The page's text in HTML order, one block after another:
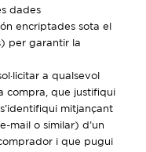
dades
encriptades sota el
per garantir la
a qualsevol
compra, que justifiqui
mitjançant
mail o similar) d’un
i que pugui